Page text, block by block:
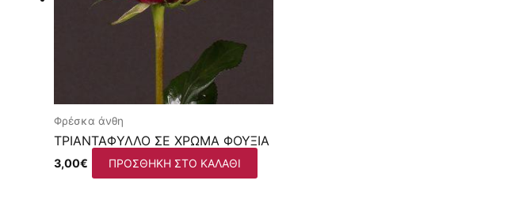
Φρέσκα άνθη
ΤΡΙΑΝΤΆΦΥΛΛΟ ΣΕ ΧΡΏΜΑ ΦΟΎΞΙΑ
3,00€ ΠΡΟΣΘΉΚΗ ΣΤΟ ΚΑΛΆΘΙ